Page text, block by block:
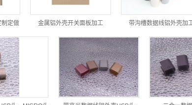
定做 金属铝外壳开关面板加工 带沟槽数据线铝外壳加